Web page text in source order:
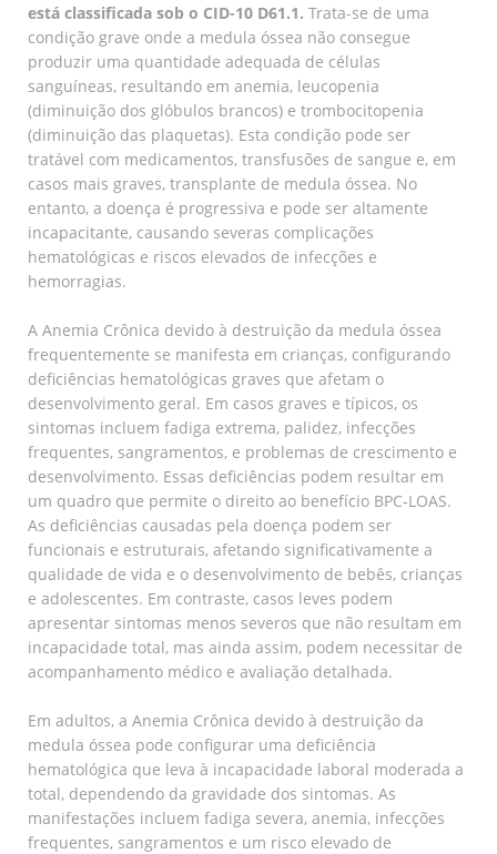
está classificada sob o CID-10 D61.1. Trata-se de uma
condição grave onde a medula óssea não consegue
produzir uma quantidade adequada de células
sanguíneas, resultando em anemia, leucopenia
(diminuição dos glóbulos brancos) e trombocitopenia
(diminuição das plaquetas). Esta condição pode ser
tratável com medicamentos, transfusões de sangue e, em
casos mais graves, transplante de medula óssea. No
entanto, a doença é progressiva e pode ser altamente
incapacitante, causando severas complicações
hematológicas e riscos elevados de infecções e
hemorragias.
A Anemia Crônica devido à destruição da medula óssea
frequentemente se manifesta em crianças, configurando
deficiências hematológicas graves que afetam o
desenvolvimento geral. Em casos graves e típicos, os
sintomas incluem fadiga extrema, palidez, infecções
frequentes, sangramentos, e problemas de crescimento e
desenvolvimento. Essas deficiências podem resultar em
um quadro que permite o direito ao benefício BPC-LOAS.
As deficiências causadas pela doença podem ser
funcionais e estruturais, afetando significativamente a
qualidade de vida e o desenvolvimento de bebês, crianças
e adolescentes. Em contraste, casos leves podem
apresentar sintomas menos severos que não resultam em
incapacidade total, mas ainda assim, podem necessitar de
acompanhamento médico e avaliação detalhada.
Em adultos, a Anemia Crônica devido à destruição da
medula óssea pode configurar uma deficiência
hematológica que leva à incapacidade laboral moderada a
total, dependendo da gravidade dos sintomas. As
manifestações incluem fadiga severa, anemia, infecções
frequentes, sangramentos e um risco elevado de